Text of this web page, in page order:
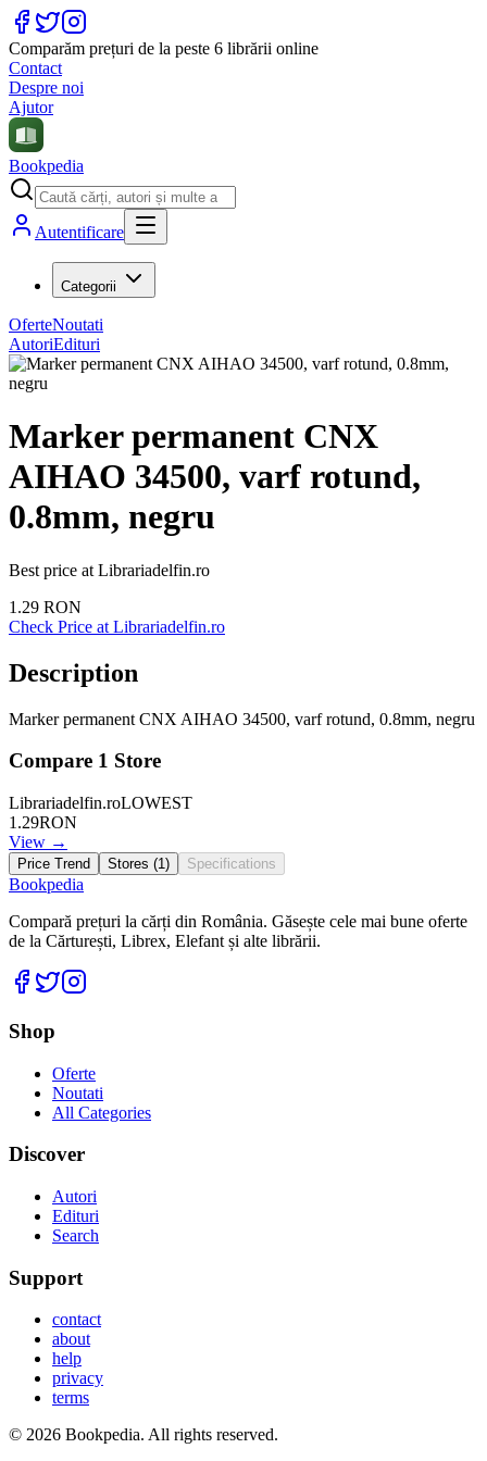
Comparăm prețuri de la peste 6 librării online
Contact
Despre noi
Ajutor
Bookpedia
Autentificare
Categorii
OferteNoutati
AutoriEdituri
Marker permanent CNX
AIHAO 34500, varf rotund,
0.8mm, negru
Best price at Librariadelfin.ro
1.29 RON
Check Price at Librariadelfin.ro
Description
Marker permanent CNX AIHAO 34500, varf rotund, 0.8mm, negru
Compare 1 Store
Librariadelfin.roLOWEST
1.29RON
View →
Price Trend Stores (1) Specifications
Bookpedia
Compară prețuri la cărți din România. Găsește cele mai bune oferte
de la Cărturești, Librex, Elefant și alte librării.
Facebook
Twitter
Shop
Oferte
Noutati
All Categories
Discover
Autori
Edituri
Search
Support
contact
about
help
privacy
terms
© 2026 Bookpedia. All rights reserved.